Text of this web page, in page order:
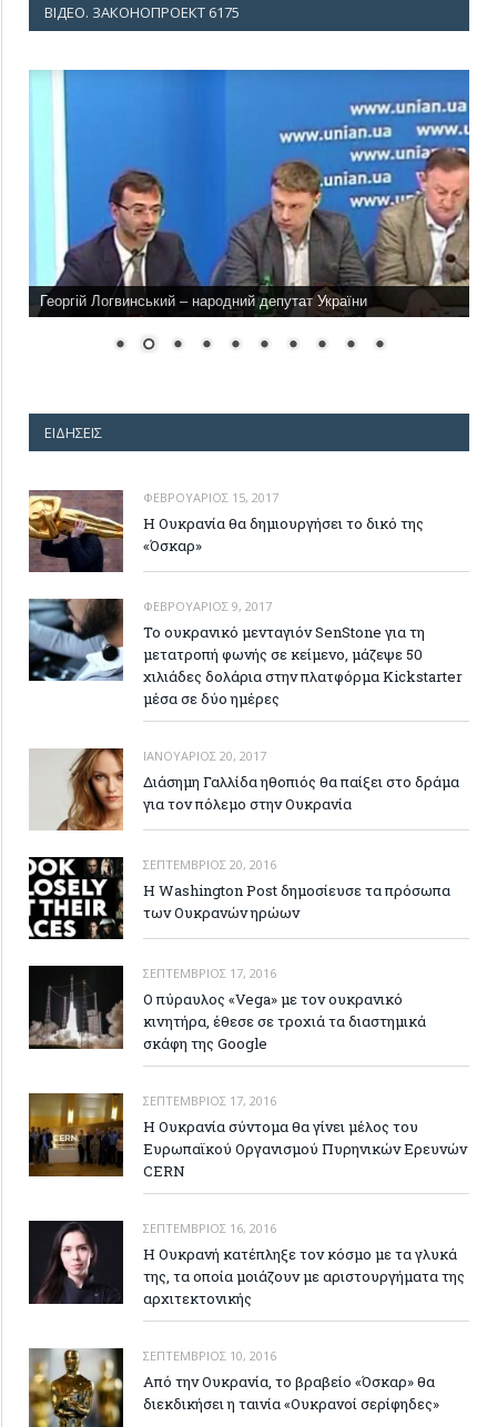
ВІДЕО. ЗАКОНОПРОЕКТ 6175
Георгій Логвинський – народний депутат України
ΕΙΔΉΣΕΙΣ
ΦΕΒΡΟΥΆΡΙΟΣ 15, 2017
Η Ουκρανία θα δημιουργήσει το δικό της
«Όσκαρ»
ΦΕΒΡΟΥΆΡΙΟΣ 9, 2017
Το ουκρανικό μενταγιόν SenStone για τη
μετατροπή φωνής σε κείμενο, μάζεψε 50
χιλιάδες δολάρια στην πλατφόρμα Kickstarter
μέσα σε δύο ημέρες
ΙΑΝΟΥΆΡΙΟΣ 20, 2017
Διάσημη Γαλλίδα ηθοπιός θα παίξει στο δράμα
για τον πόλεμο στην Ουκρανία
ΣΕΠΤΈΜΒΡΙΟΣ 20, 2016
Η Washington Post δημοσίευσε τα πρόσωπα
των Ουκρανών ηρώων
ΣΕΠΤΈΜΒΡΙΟΣ 17, 2016
Ο πύραυλος «Vega» με τον ουκρανικό
κινητήρα, έθεσε σε τροχιά τα διαστημικά
σκάφη της Google
ΣΕΠΤΈΜΒΡΙΟΣ 17, 2016
Η Ουκρανία σύντομα θα γίνει μέλος του
Ευρωπαϊκού Οργανισμού Πυρηνικών Ερευνών
CERN
ΣΕΠΤΈΜΒΡΙΟΣ 16, 2016
H Ουκρανή κατέπληξε τον κόσμο με τα γλυκά
της, τα οποία μοιάζουν με αριστουργήματα της
αρχιτεκτονικής
ΣΕΠΤΈΜΒΡΙΟΣ 10, 2016
Από την Ουκρανία, το βραβείο «Όσκαρ» θα
διεκδικήσει η ταινία «Ουκρανοί σερίφηδες»